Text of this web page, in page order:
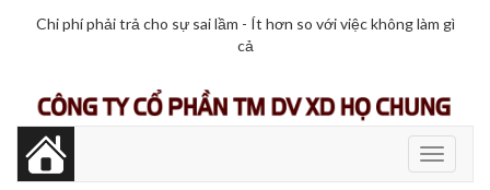
Chi phí phải trả cho sự sai lầm - Ít hơn so với việc không làm gì
cả
Toggle